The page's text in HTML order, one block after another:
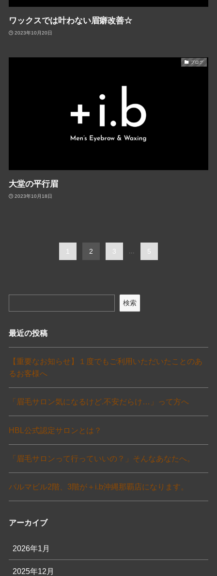
ワックスでは叶わない眉癖改善☆
2023年10月20日
ブログ
大堂の平行眉
2023年10月18日
1 2 3 ... 5
検索
最近の投稿
【重要なお知らせ】１度でもご利用いただいたことのあ
るお客様へ
「眉毛サロン気になるけど.不安だらけ…」って方へ
HBL公式認定サロンとは？
「眉毛サロンって行っていいの？」そんなあなたへ。
パルマビル2階、3階が＋i.b沖縄那覇店になります。
アーカイブ
2026年1月
2025年12月